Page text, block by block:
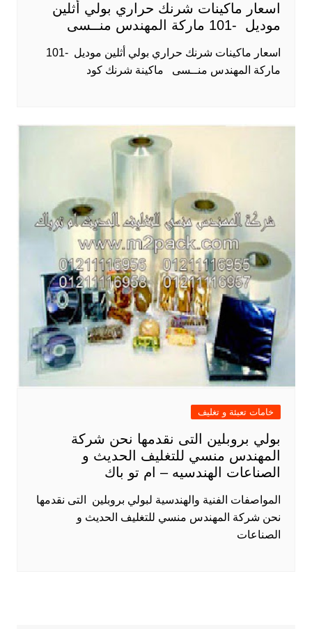
اسعار ماكينات شرنك حراري بولي أثلين
موديل -101 ماركة المهندس منــسى
اسعار ماكينات شرنك حراري بولي أثلين موديل -101
ماركة المهندس منــسى ماكينة شرنك كود
خامات تعبئة و تغليف
بولي بروبلين التى نقدمها نحن شركة
المهندس منسي للتغليف الحديث و
الصناعات الهندسيه – ام تو باك
المواصفات الفنية والهندسية لبولي بروبلين التى نقدمها
نحن شركة المهندس منسي للتغليف الحديث و
الصناعات